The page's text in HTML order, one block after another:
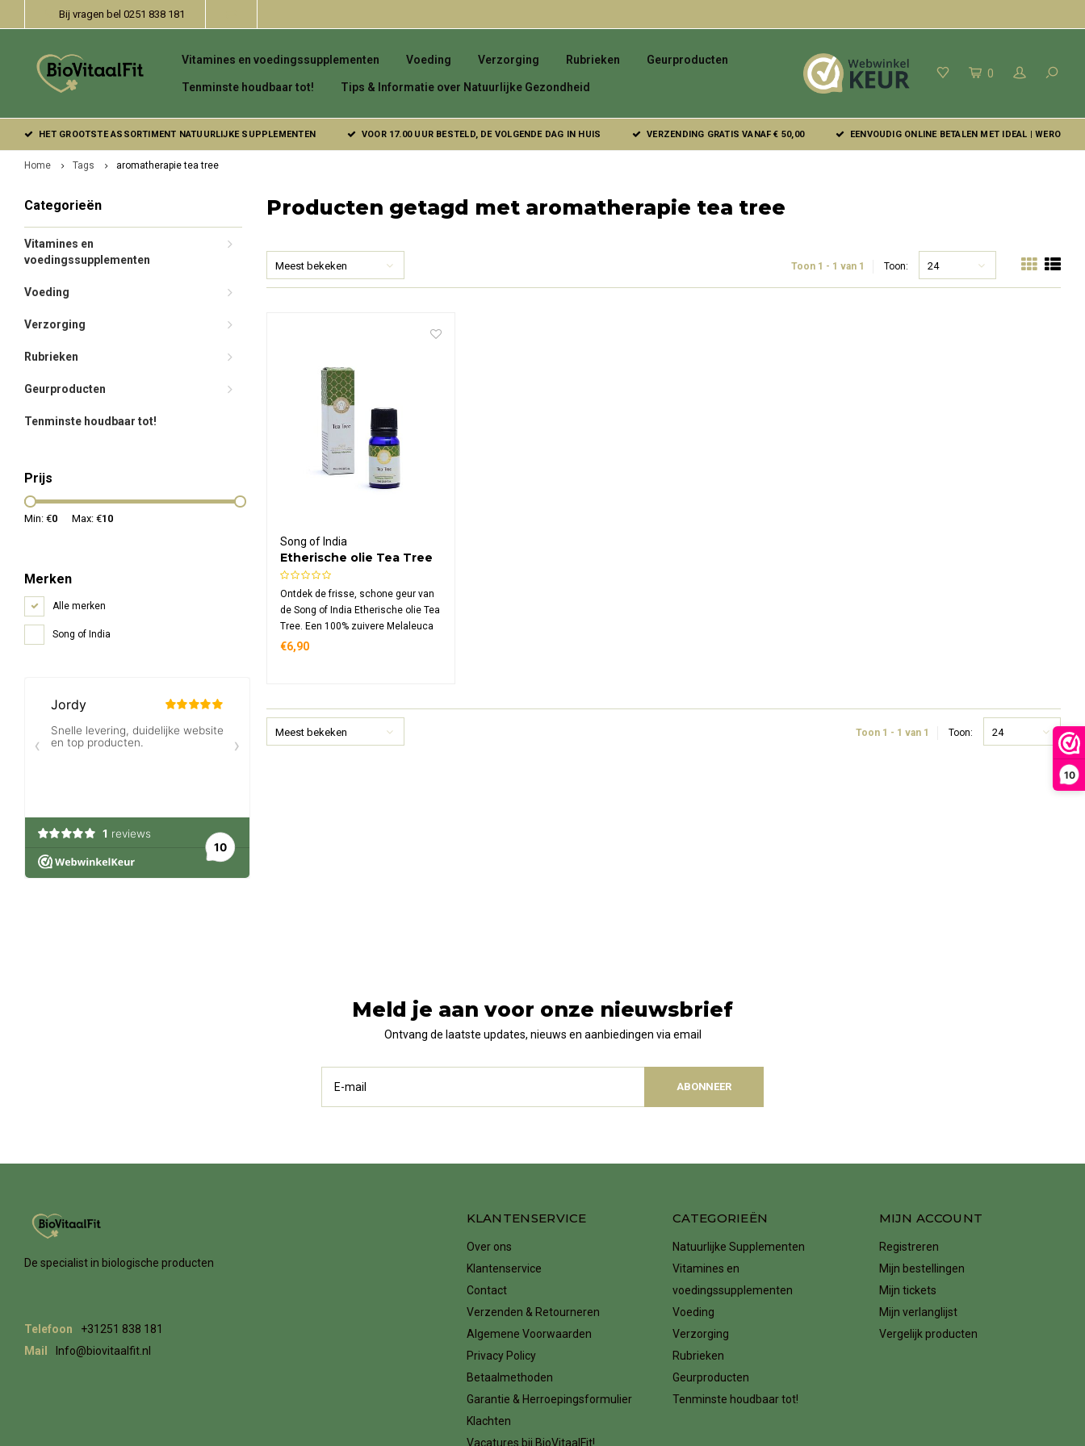
10
Bij vragen bel 0251 838 181
Vitamines en voedingssupplementen Voeding Verzorging Rubrieken Geurproducten
Tenminste houdbaar tot! Tips & Informatie over Natuurlijke Gezondheid
0
HET GROOTSTE ASSORTIMENT NATUURLIJKE SUPPLEMENTEN VOOR 17.00 UUR BESTELD, DE VOLGENDE DAG IN HUIS VERZENDING GRATIS VANAF € 50,00 EENVOUDIG ONLINE BETALEN MET IDEAL | WERO
Home Tags aromatherapie tea tree
Categorieën
Vitamines en
voedingssupplementen
Voeding
Verzorging
Rubrieken
Geurproducten
Tenminste houdbaar tot!
Prijs
Min: €0 Max: €10
Merken
Alle merken
Song of India
Producten getagd met aromatherapie tea tree
Meest bekeken Toon 1 - 1 van 1 Toon: 24
Song of India
Etherische olie Tea Tree
Ontdek de frisse, schone geur van
de Song of India Etherische olie Tea
Tree. Een 100% zuivere Melaleuca
alternifolia olie, gewonnen via
€6,90
Meest bekeken Toon 1 - 1 van 1 Toon: 24
Meld je aan voor onze nieuwsbrief
Ontvang de laatste updates, nieuws en aanbiedingen via email
ABONNEER
De specialist in biologische producten
Telefoon
+31251 838 181
Mail
Info@biovitaalfit.nl
KLANTENSERVICE
Over ons
Klantenservice
Contact
Verzenden & Retourneren
Algemene Voorwaarden
Privacy Policy
Betaalmethoden
Garantie & Herroepingsformulier
Klachten
Vacatures bij BioVitaalFit!
CATEGORIEËN
Natuurlijke Supplementen
Vitamines en
voedingssupplementen
Voeding
Verzorging
Rubrieken
Geurproducten
Tenminste houdbaar tot!
MIJN ACCOUNT
Registreren
Mijn bestellingen
Mijn tickets
Mijn verlanglijst
Vergelijk producten